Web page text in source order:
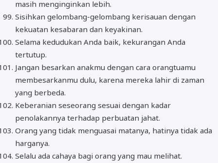
masih menginginkan lebih.
Sisihkan gelombang-gelombang kerisauan dengan
kekuatan kesabaran dan keyakinan.
Selama kedudukan Anda baik, kekurangan Anda
tertutup.
Jangan besarkan anakmu dengan cara orangtuamu
membesarkanmu dulu, karena mereka lahir di zaman
yang berbeda.
Keberanian seseorang sesuai dengan kadar
penolakannya terhadap perbuatan jahat.
Orang yang tidak menguasai matanya, hatinya tidak ada
harganya.
Selalu ada cahaya bagi orang yang mau melihat.